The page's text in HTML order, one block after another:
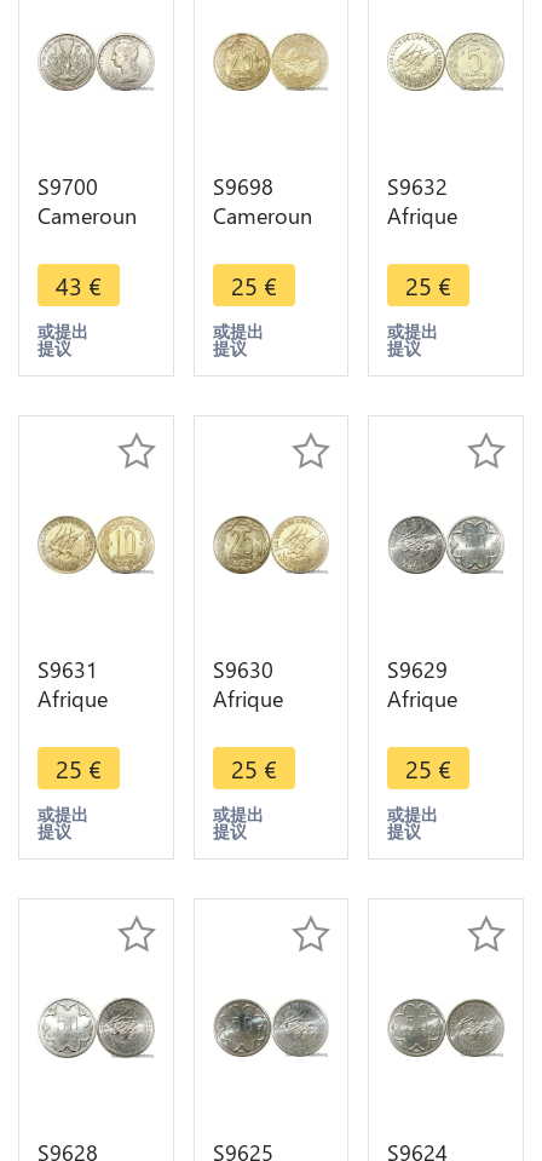
S9700
Cameroun
Essai
Marianne
Bazor 1948
FDC
43 €
或提出
提议
S9698
Cameroun
Essai Elands
Bazor 1958
FDC
25 €
或提出
提议
S9632
Afrique
Francs Essai
Elands
Bazor 1973
FDC ->
25 €
或提出
提议
S9631
Afrique
Francs Essai
Elands
Bazor 1974
E FDC ->
25 €
或提出
提议
S9630
Afrique
Francs Essai
Elands
Bazor 1975
FDC ->
25 €
或提出
提议
S9629
Afrique
Francs Essai
Elands
Bazor 1976
C FDC ->
25 €
或提出
提议
S9628 S9625 S9624